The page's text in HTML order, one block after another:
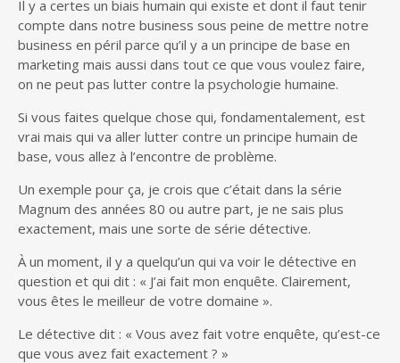
Il y a certes un biais humain qui existe et dont il faut tenir
compte dans notre business sous peine de mettre notre
business en péril parce qu’il y a un principe de base en
marketing mais aussi dans tout ce que vous voulez faire,
on ne peut pas lutter contre la psychologie humaine.
Si vous faites quelque chose qui, fondamentalement, est
vrai mais qui va aller lutter contre un principe humain de
base, vous allez à l’encontre de problème.
Un exemple pour ça, je crois que c’était dans la série
Magnum des années 80 ou autre part, je ne sais plus
exactement, mais une sorte de série détective.
À un moment, il y a quelqu’un qui va voir le détective en
question et qui dit : « J’ai fait mon enquête. Clairement,
vous êtes le meilleur de votre domaine ».
Le détective dit : « Vous avez fait votre enquête, qu’est-ce
que vous avez fait exactement ? »